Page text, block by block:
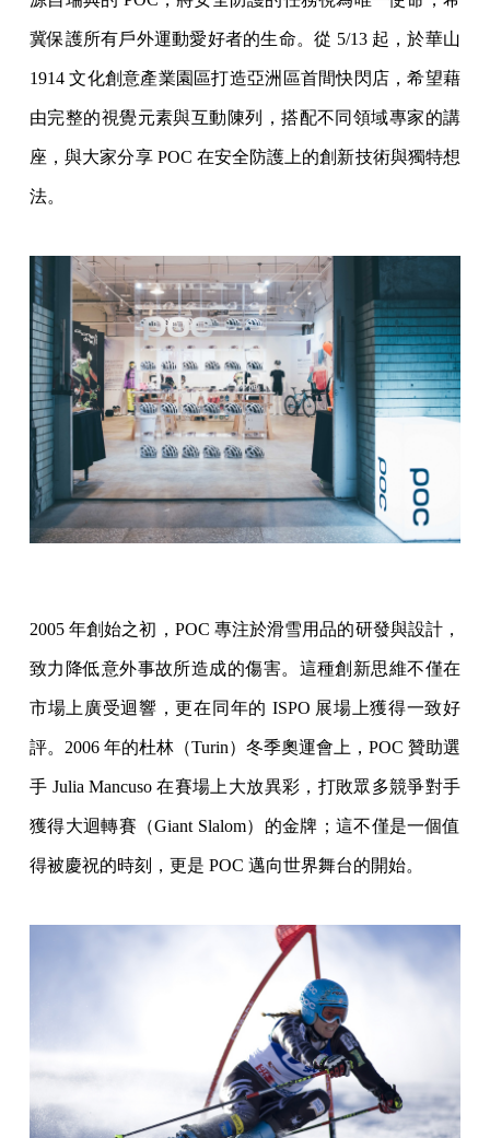
冀保護所有戶外運動愛好者的生命。從 5/13 起，於華山
1914 文化創意產業園區打造亞洲區首間快閃店，希望藉
由完整的視覺元素與互動陳列，搭配不同領域專家的講
座，與大家分享 POC 在安全防護上的創新技術與獨特想
法。
2005 年創始之初，POC 專注於滑雪用品的研發與設計，
致力降低意外事故所造成的傷害。這種創新思維不僅在
市場上廣受迴響，更在同年的 ISPO 展場上獲得一致好
評。2006 年的杜林（Turin）冬季奧運會上，POC 贊助選
手 Julia Mancuso 在賽場上大放異彩，打敗眾多競爭對手
獲得大迴轉賽（Giant Slalom）的金牌；這不僅是一個值
得被慶祝的時刻，更是 POC 邁向世界舞台的開始。